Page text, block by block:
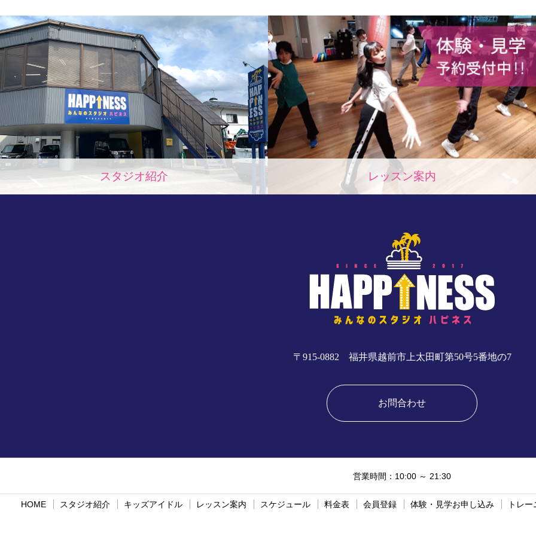
スタジオ紹介 レッスン案内
〒915-0882 福井県越前市上太田町第50号5番地の7
お問合わせ
営業時間：10:00 ～ 21:30
HOME スタジオ紹介 キッズアイドル レッスン案内 スケジュール 料金表 会員登録 体験・見学お申し込み トレ